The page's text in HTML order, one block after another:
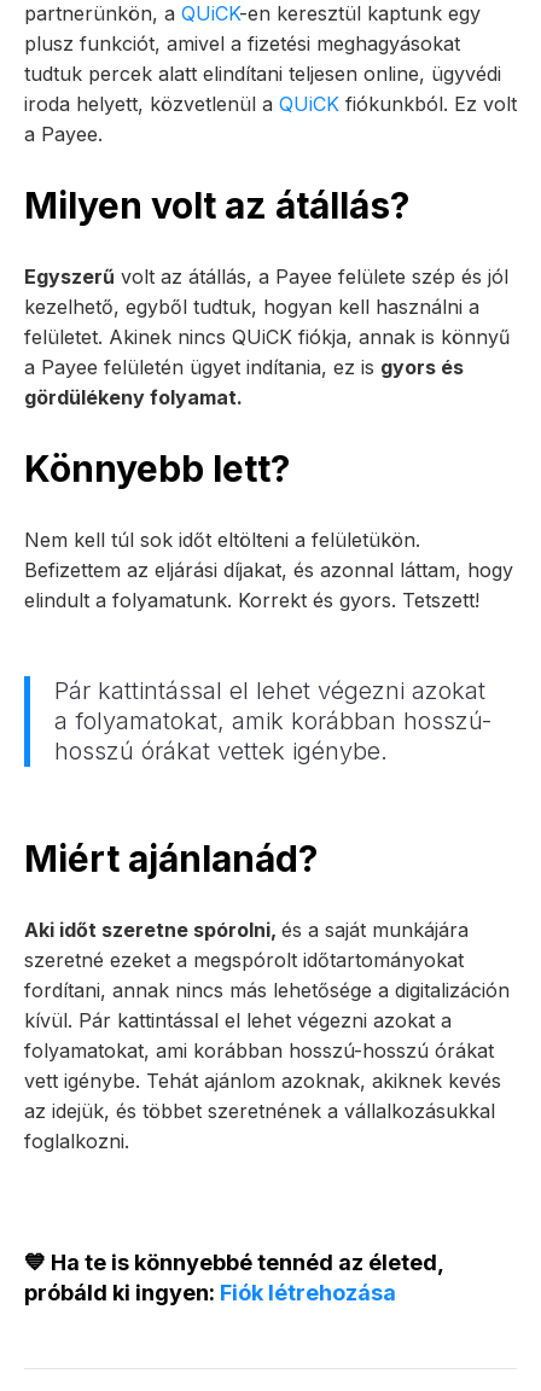
partnerünkön, a QUiCK-en keresztül kaptunk egy
plusz funkciót, amivel a fizetési meghagyásokat
tudtuk percek alatt elindítani teljesen online, ügyvédi
iroda helyett, közvetlenül a QUiCK fiókunkból. Ez volt
a Payee.
Milyen volt az átállás?
Egyszerű volt az átállás, a Payee felülete szép és jól
kezelhető, egyből tudtuk, hogyan kell használni a
felületet. Akinek nincs QUiCK fiókja, annak is könnyű
a Payee felületén ügyet indítania, ez is gyors és
gördülékeny folyamat.
Könnyebb lett?
Nem kell túl sok időt eltölteni a felületükön.
Befizettem az eljárási díjakat, és azonnal láttam, hogy
elindult a folyamatunk. Korrekt és gyors. Tetszett!
Pár kattintással el lehet végezni azokat
a folyamatokat, amik korábban hosszú-
hosszú órákat vettek igénybe.
Miért ajánlanád?
Aki időt szeretne spórolni, és a saját munkájára
szeretné ezeket a megspórolt időtartományokat
fordítani, annak nincs más lehetősége a digitalizáción
kívül. Pár kattintással el lehet végezni azokat a
folyamatokat, ami korábban hosszú-hosszú órákat
vett igénybe. Tehát ajánlom azoknak, akiknek kevés
az idejük, és többet szeretnének a vállalkozásukkal
foglalkozni.
💙 Ha te is könnyebbé tennéd az életed,
próbáld ki ingyen: Fiók létrehozása